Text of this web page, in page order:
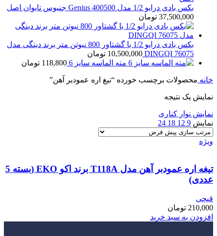
بکس بادی درایو 1/2 مدل Genius 400500 جنیوس تایوان اصل
37,500,000 تومان
بکس بادی درایو 1/2 با گشتاور 800 نیوتن متر برند دینگی مدل
76075 DINGQI
10,500,000 تومان
مته الماسه سایز 6
118,800 تومان
خانه محصولات برچسب خورده “تیغ اره عمودبر آهن”
نمایش یک نتیجه
نمایش نوار کناری
نمایش 9
12
18
24
ویژه
تیغه اره عمودبر آهن مدل T118A برند اکو EKO (بسته 5
عددی)
قیچی
210,000 تومان
افزودن به سبد خرید